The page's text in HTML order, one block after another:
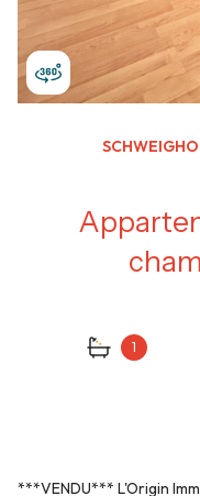
Appartement 3
1
***VENDU*** L'Origin